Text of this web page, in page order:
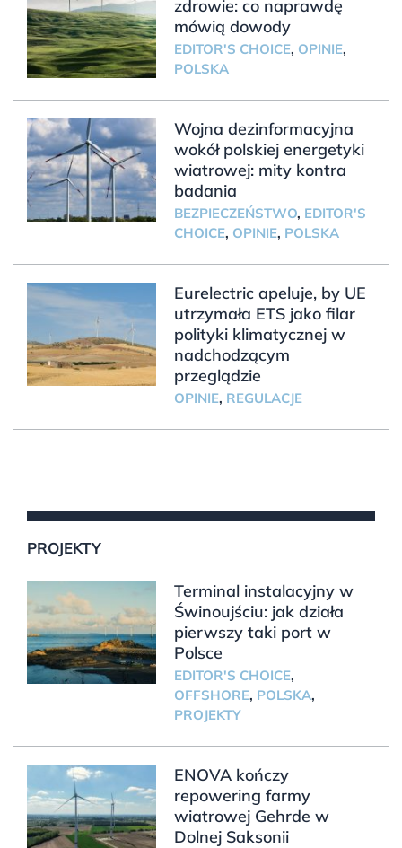
zdrowie: co naprawdę
mówią dowody
EDITOR'S CHOICE, OPINIE,
POLSKA
Wojna dezinformacyjna
wokół polskiej energetyki
wiatrowej: mity kontra
badania
BEZPIECZEŃSTWO, EDITOR'S
CHOICE, OPINIE, POLSKA
Eurelectric apeluje, by UE
utrzymała ETS jako filar
polityki klimatycznej w
nadchodzącym
przeglądzie
OPINIE, REGULACJE
PROJEKTY
Terminal instalacyjny w
Świnoujściu: jak działa
pierwszy taki port w
Polsce
EDITOR'S CHOICE,
OFFSHORE, POLSKA,
PROJEKTY
ENOVA kończy
repowering farmy
wiatrowej Gehrde w
Dolnej Saksonii